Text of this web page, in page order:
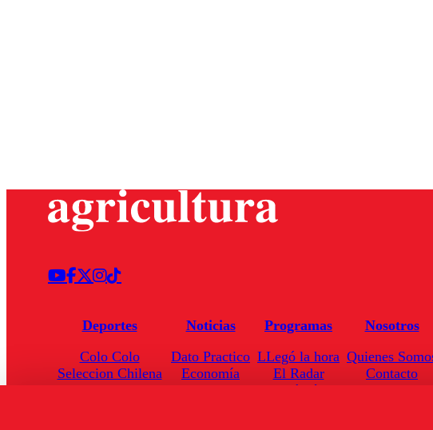
Deportes
Colo Colo
Seleccion Chilena
Noticias
Dato Practico
Economía
Programas
LLegó la hora
El Radar
Enfoqué Público
Nosotros
Quienes
Contacto